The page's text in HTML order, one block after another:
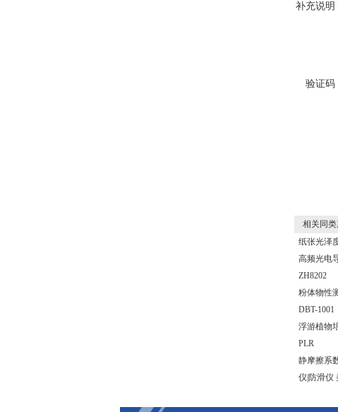
补充说明
验证码
相关同类
纸张光泽
高频光电
ZH8202
粉体物性
DBT-1001
浮游植物
PLR
静摩擦系
仪|防滑仪